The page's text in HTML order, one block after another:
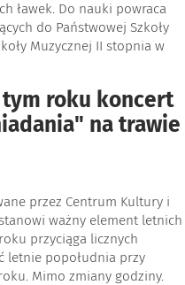
ławek. Do nauki powraca
do Państwowej Szkoły
Muzycznej II stopnia w
roku koncert
na trawie
przez Centrum Kultury i
ważny element letnich
przyciąga licznych
letnie popołudnia przy
Mimo zmiany godziny.